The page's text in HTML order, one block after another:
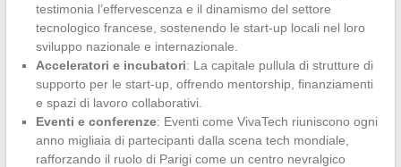
testimonia l’effervescenza e il dinamismo del settore
tecnologico francese, sostenendo le start-up locali nel loro
sviluppo nazionale e internazionale.
Acceleratori e incubatori: La capitale pullula di strutture di
supporto per le start-up, offrendo mentorship, finanziamenti
e spazi di lavoro collaborativi.
Eventi e conferenze: Eventi come VivaTech riuniscono ogni
anno migliaia di partecipanti dalla scena tech mondiale,
rafforzando il ruolo di Parigi come un centro nevralgico